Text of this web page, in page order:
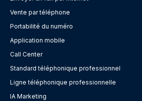
Vente par téléphone
Portabilité du numéro
Application mobile
Call Center
Standard téléphonique professionnel
Ligne téléphonique professionnelle
IA Marketing